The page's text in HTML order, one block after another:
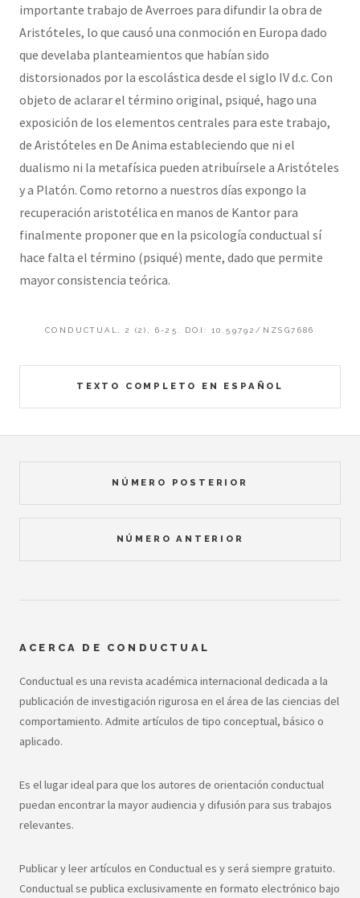
importante trabajo de Averroes para difundir la obra de
Aristóteles, lo que causó una conmoción en Europa dado
que develaba planteamientos que habían sido
distorsionados por la escolástica desde el siglo IV d.c. Con
objeto de aclarar el término original, psiqué, hago una
exposición de los elementos centrales para este trabajo,
de Aristóteles en De Anima estableciendo que ni el
dualismo ni la metafísica pueden atribuírsele a Aristóteles
y a Platón. Como retorno a nuestros días expongo la
recuperación aristotélica en manos de Kantor para
finalmente proponer que en la psicología conductual sí
hace falta el término (psiqué) mente, dado que permite
mayor consistencia teórica.
TEXTO COMPLETO EN ESPAÑOL
CONDUCTUAL, 2 (2), 6-25. DOI: 10.59792/NZSG7686
NÚMERO POSTERIOR
NÚMERO ANTERIOR
ACERCA DE CONDUCTUAL
Conductual es una revista académica internacional dedicada a la
publicación de investigación rigurosa en el área de las ciencias del
comportamiento. Admite artículos de tipo conceptual, básico o
aplicado.
Es el lugar ideal para que los autores de orientación conductual
puedan encontrar la mayor audiencia y difusión para sus trabajos
relevantes.
Publicar y leer artículos en Conductual es y será siempre gratuito.
Conductual se publica exclusivamente en formato electrónico bajo